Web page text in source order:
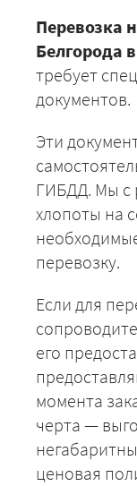
Перевозка
Белгорода
требует
документов.
Эти
ГИБДД. Мы с
хлопоты на
перевозку.
Если для
его
момента
черта —
ценовая